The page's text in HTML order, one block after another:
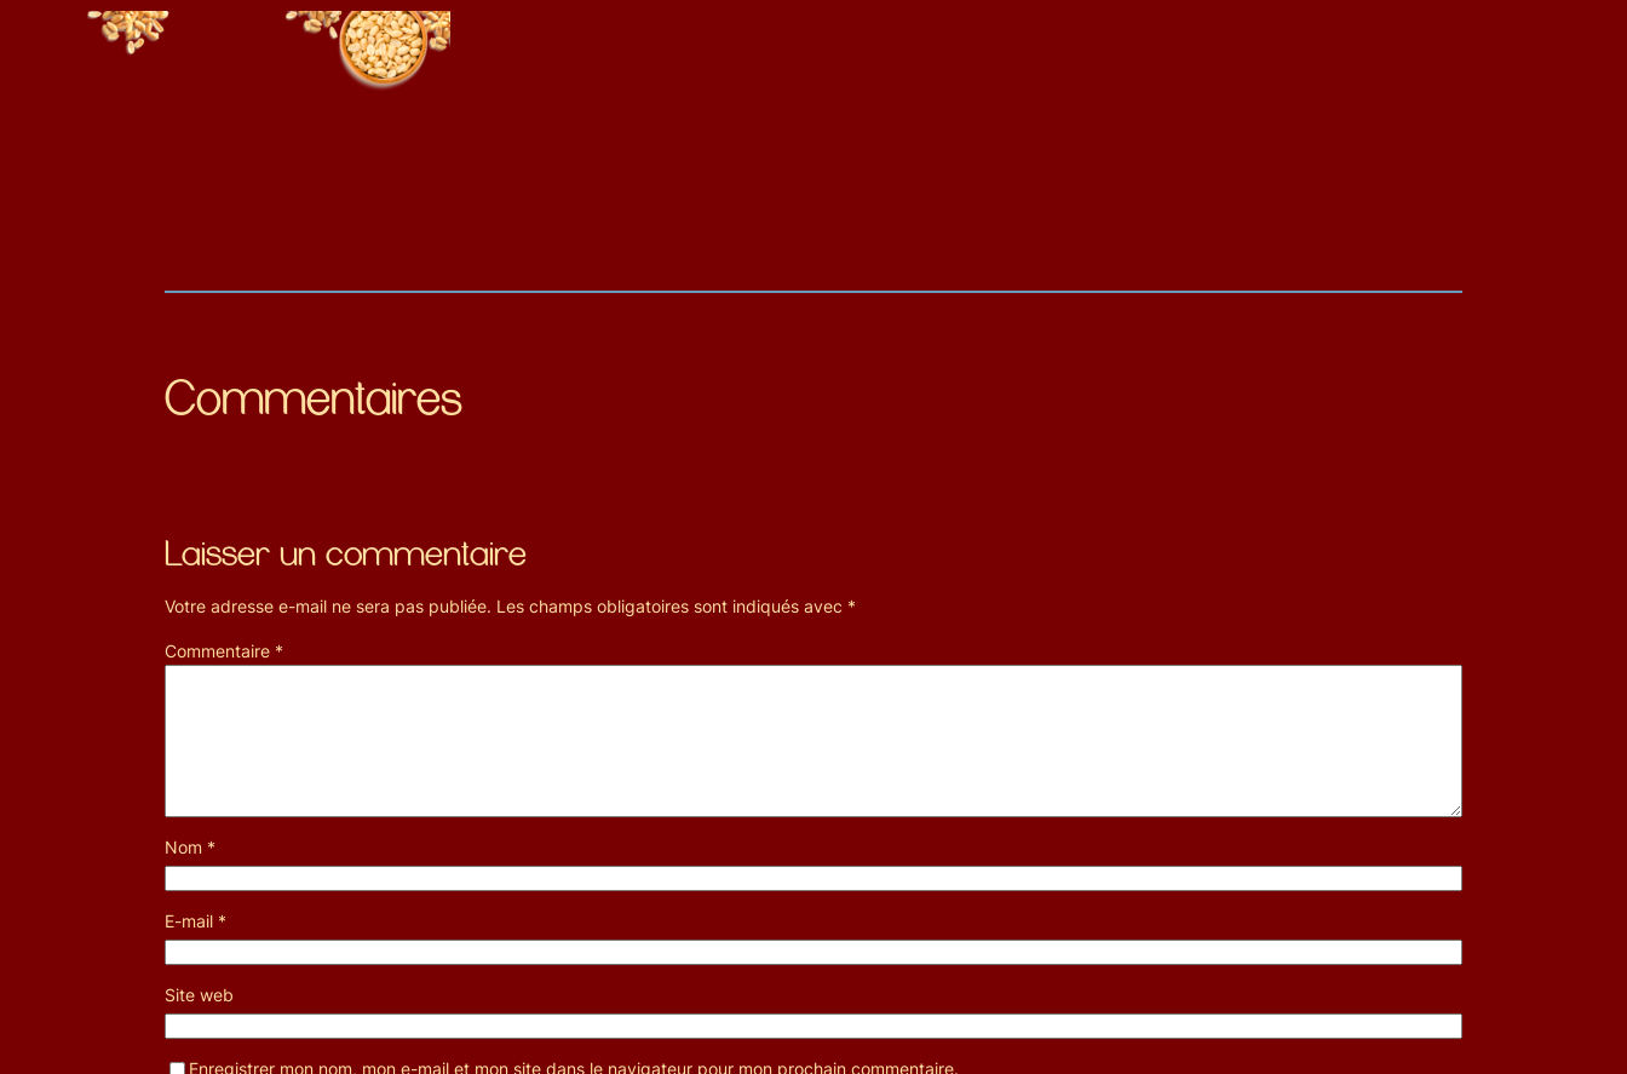
Commentaires
Laisser un commentaire
Votre adresse e-mail ne sera pas publiée. Les champs obligatoires sont indiqués avec *
Commentaire *
Nom *
E-mail *
Site web
Enregistrer mon nom, mon e-mail et mon site dans le navigateur pour mon prochain commentaire.